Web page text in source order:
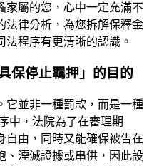
家屬的您，心中一定充滿不
法律分析，為您拆解保釋金
程序有更清晰的認識。
保停止羈押」的目的
它並非一種罰款，而是一種
中，法院為了在審理期
自由，同時又能確保被告在
、湮滅證據或串供，因此設